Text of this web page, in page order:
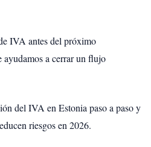
IVA antes del próximo
ayudamos a cerrar un flujo
del IVA en Estonia paso a paso y
riesgos en 2026.